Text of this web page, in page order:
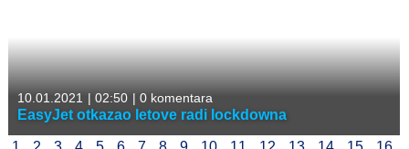
10.01.2021 | 02:50 | 0 komentara
EasyJet otkazao letove radi lockdowna